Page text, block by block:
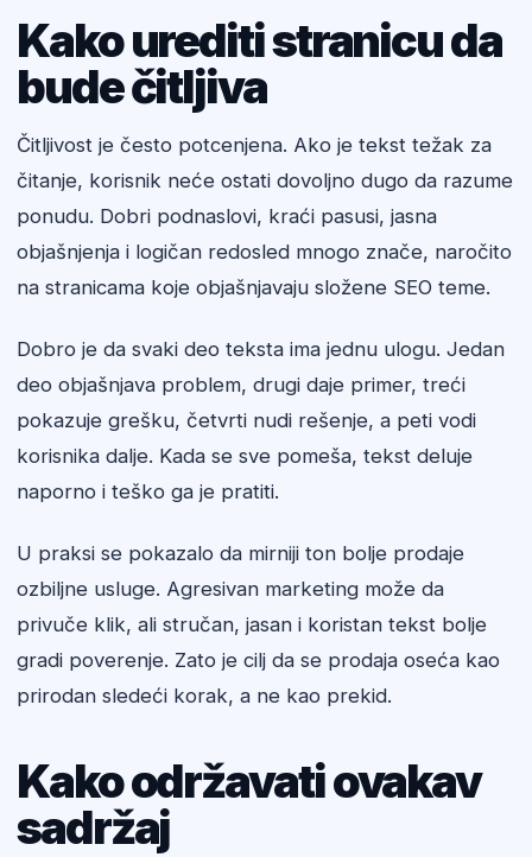
Kako urediti stranicu da
bude čitljiva
Čitljivost je često potcenjena. Ako je tekst težak za
čitanje, korisnik neće ostati dovoljno dugo da razume
ponudu. Dobri podnaslovi, kraći pasusi, jasna
objašnjenja i logičan redosled mnogo znače, naročito
na stranicama koje objašnjavaju složene SEO teme.
Dobro je da svaki deo teksta ima jednu ulogu. Jedan
deo objašnjava problem, drugi daje primer, treći
pokazuje grešku, četvrti nudi rešenje, a peti vodi
korisnika dalje. Kada se sve pomeša, tekst deluje
naporno i teško ga je pratiti.
U praksi se pokazalo da mirniji ton bolje prodaje
ozbiljne usluge. Agresivan marketing može da
privuče klik, ali stručan, jasan i koristan tekst bolje
gradi poverenje. Zato je cilj da se prodaja oseća kao
prirodan sledeći korak, a ne kao prekid.
Kako održavati ovakav
sadržaj